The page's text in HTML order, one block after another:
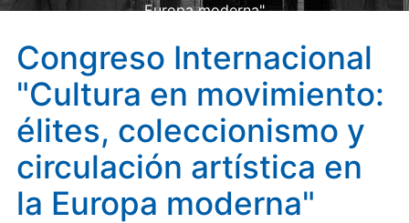
Europa moderna"
Congreso Internacional
"Cultura en movimiento:
élites, coleccionismo y
circulación artística en
la Europa moderna"